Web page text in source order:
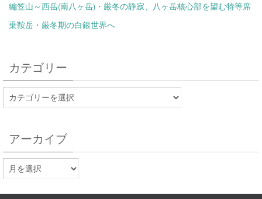
編笠山～西岳(南八ヶ岳)・厳冬の静寂、八ヶ岳核心部を望む特等席
乗鞍岳・厳冬期の白銀世界へ
カテゴリー
アーカイブ